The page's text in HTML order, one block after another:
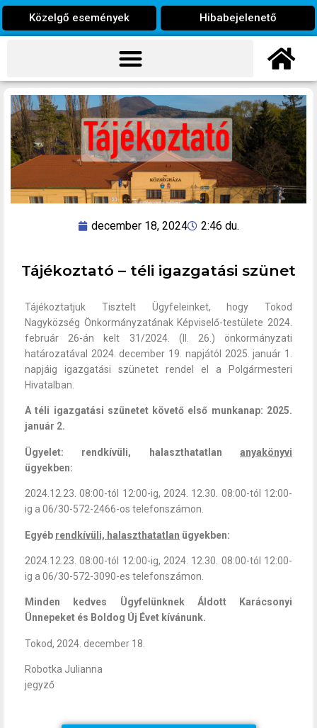
Közelgő események Hibabejelenető
december 18, 2024 2:46 du.
Tájékoztató – téli igazgatási szünet
Tájékoztatjuk Tisztelt Ügyfeleinket, hogy Tokod
Nagyközség Önkormányzatának Képviselő-testülete 2024.
február 26-án kelt 31/2024. (II. 26.) önkormányzati
határozatával 2024. december 19. napjától 2025. január 1.
napjáig igazgatási szünetet rendel el a Polgármesteri
Hivatalban.
A téli igazgatási szünetet követő első munkanap: 2025.
január 2.
Ügyelet: rendkívüli, halaszthatatlan anyakönyvi
ügyekben:
2024.12.23. 08:00-tól 12:00-ig, 2024. 12.30. 08:00-tól 12:00-
ig a 06/30-572-2466-os telefonszámon.
Egyéb rendkívüli, halaszthatatlan ügyekben:
2024.12.23. 08:00-tól 12:00-ig, 2024. 12.30. 08:00-tól 12:00-
ig a 06/30-572-3090-es telefonszámon.
Minden kedves Ügyfelünknek Áldott Karácsonyi
Ünnepeket és Boldog Új Évet kívánunk.
Tokod, 2024. december 18.
Robotka Julianna
jegyző